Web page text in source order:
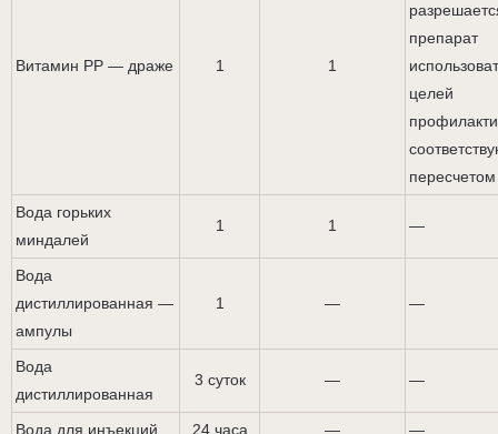
Витамин РР — драже 1 1
препарат
целей
пересчетом
Вода горьких
миндалей
1 1 —
Вода
дистиллированная —
ампулы
1 — —
Вода
дистиллированная
3 суток — —
Вода для инъекций 24 часа —
—